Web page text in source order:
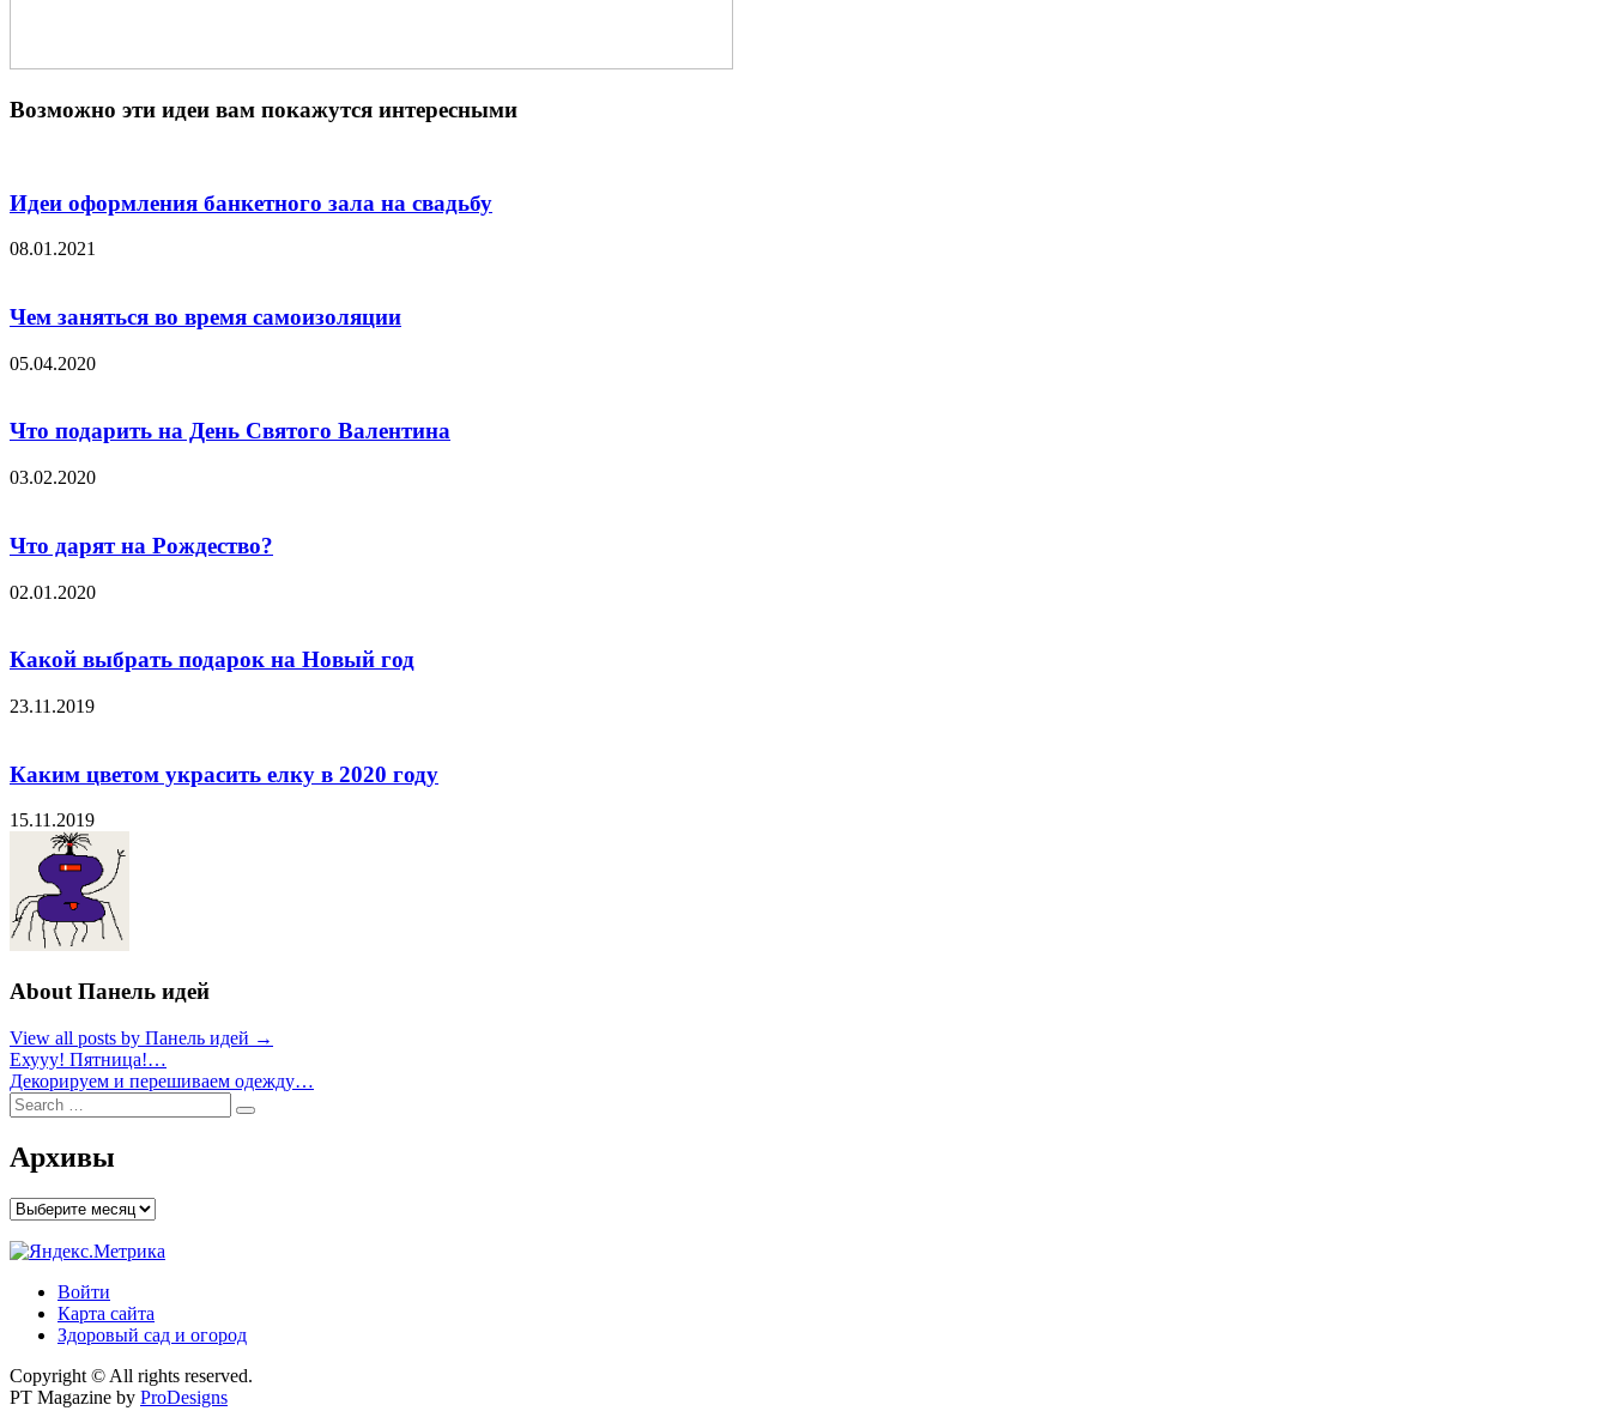
Возможно эти идеи вам покажутся интересными
Идеи оформления банкетного зала на свадьбу
08.01.2021
Чем заняться во время самоизоляции
05.04.2020
Что подарить на День Святого Валентина
03.02.2020
Что дарят на Рождество?
02.01.2020
Какой выбрать подарок на Новый год
23.11.2019
Каким цветом украсить елку в 2020 году
15.11.2019
About Панель идей
View all posts by Панель идей →
Навигация
по
записям
Ехууу! Пятница!…
Декорируем и перешиваем одежду…
Search
for:
Search
Архивы
Архивы
Войти
Карта сайта
Здоровый сад и огород
Copyright © All rights reserved.
PT Magazine by ProDesigns